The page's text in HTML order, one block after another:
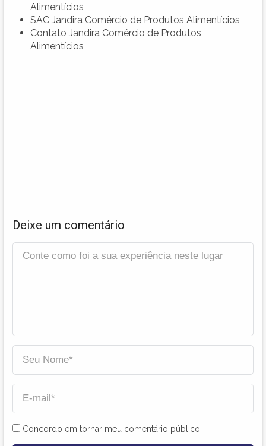
Alimentícios
SAC Jandira Comércio de Produtos Alimentícios
Contato Jandira Comércio de Produtos
Alimentícios
Deixe um comentário
Concordo em tornar meu comentário público